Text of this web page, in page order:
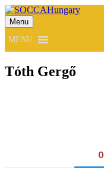
SOCCAHungary
Menu
MENU
Tóth Gergő